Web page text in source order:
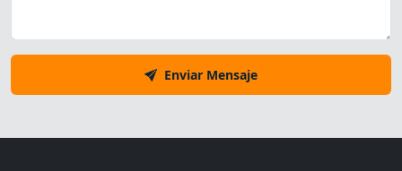
Enviar Mensaje